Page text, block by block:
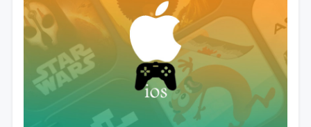
اخبار
رویداد و معرفی